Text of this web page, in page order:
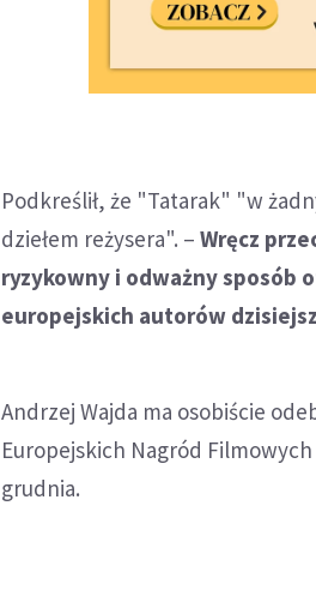
Podkreślił, że "Tatarak" "w
dziełem reżysera". –Wręcz
ryzykowny i odważny sposób
europejskich autorów
Andrzej Wajda ma osobiście
Europejskich Nagród
grudnia.